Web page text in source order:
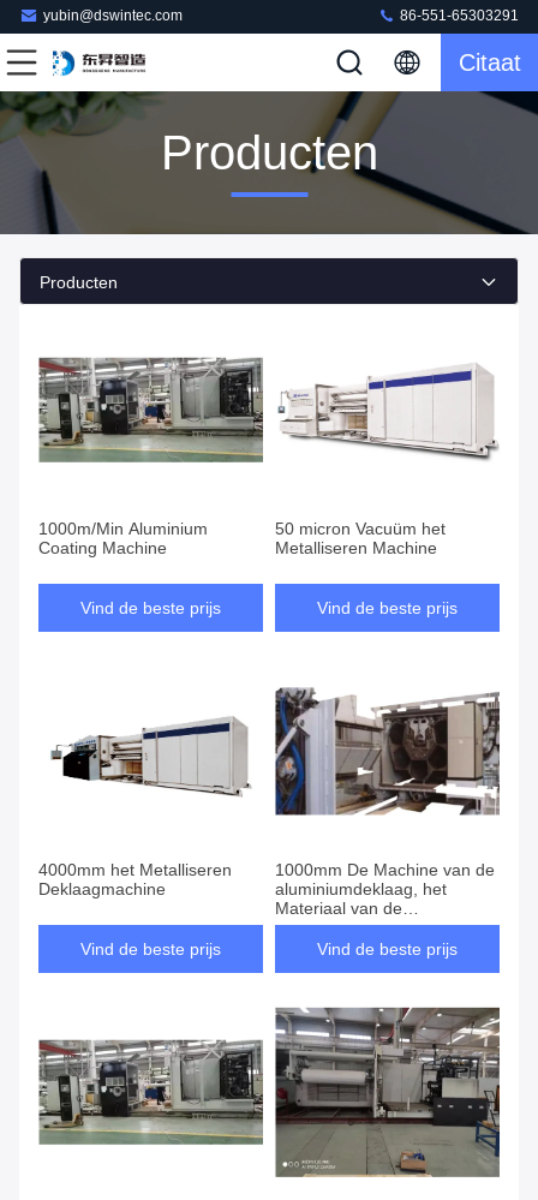
yubin@dswintec.com 86-551-65303291
Citaat
Producten
Producten
1000m/Min Aluminium
Coating Machine
Vind de beste prijs
50 micron Vacuüm het
Metalliseren Machine
Vind de beste prijs
4000mm het Metalliseren
Deklaagmachine
Vind de beste prijs
1000mm De Machine van de
aluminiumdeklaag, het
Materiaal van de
Metaaldeklaag
Vind de beste prijs